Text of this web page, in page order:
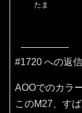
たま
#1720 への返信
AOOでのカラ
このM27、す